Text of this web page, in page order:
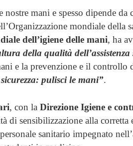
nostre mani e spesso dipende
mondiale della
dell’igiene delle mani, ha
della qualità
e la prevenzione e il controllo
pulisci le mani”.
, con la Direzione Igiene e
di sensibilizzazione alla
sanitario impegnato